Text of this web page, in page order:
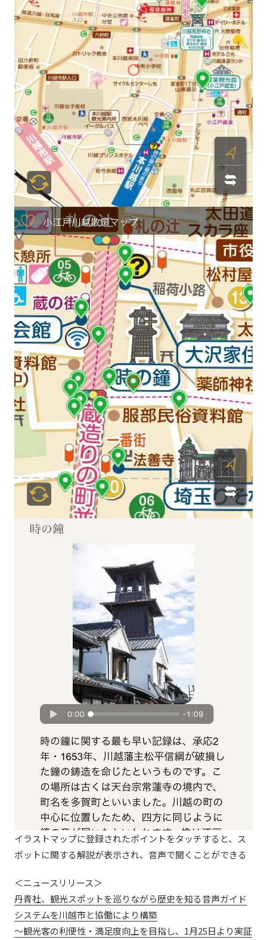
イラストマップに登録されたポイントをタッチすると、ス
ポットに関する解説が表示され、音声で聞くことができる
＜ニュースリリース＞
丹青社、観光スポットを巡りながら歴史を知る音声ガイド
システムを川越市と協働により構築
～観光客の利便性・満足度向上を目指し、1月25日より実証